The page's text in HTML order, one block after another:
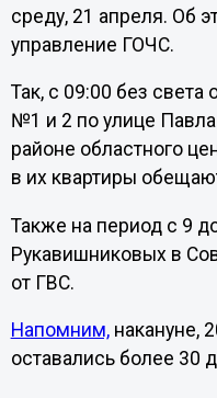
среду, 21 апреля. Об
управление ГОЧС.
Так, с 09:00 без
№1 и 2 по улице
районе областного
в их квартиры
Также на период с 9
Рукавишниковых в
от ГВС.
Напомним,накануне,
оставались более 30